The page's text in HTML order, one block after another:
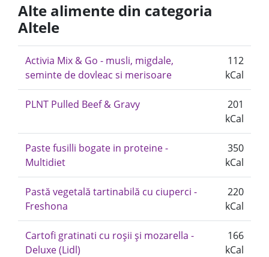
Alte alimente din categoria
Altele
Activia Mix & Go - musli, migdale,
seminte de dovleac si merisoare
112
kCal
PLNT Pulled Beef & Gravy
201
kCal
Paste fusilli bogate in proteine -
Multidiet
350
kCal
Pastă vegetală tartinabilă cu ciuperci -
Freshona
220
kCal
Cartofi gratinati cu roșii și mozarella -
Deluxe (Lidl)
166
kCal